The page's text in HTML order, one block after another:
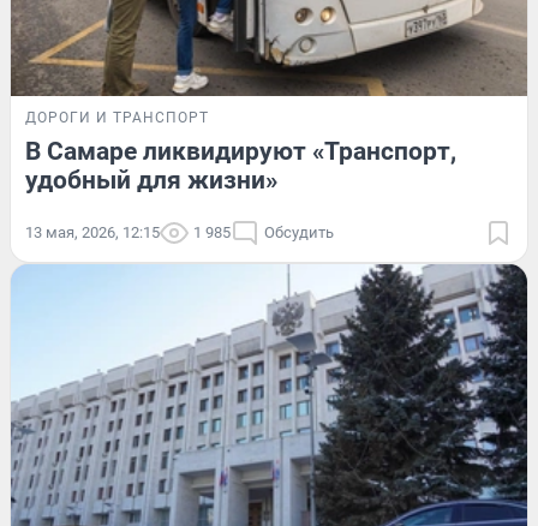
ДОРОГИ И ТРАНСПОРТ
В Самаре ликвидируют «Транспорт,
удобный для жизни»
13 мая, 2026, 12:15 1 985 Обсудить